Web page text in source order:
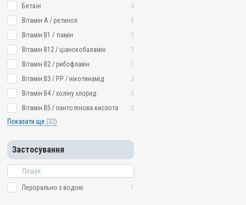
Бетаїн
4
Вітамін A / ретинол
8
Вітамін B1 / тіамін
3
Вітамін B12 / ціанокобаламін
3
Вітамін B2 / рибофлавін
3
Вітамін B3 / PP / нікотинамід
3
Вітамін B4 / холіну хлорид
3
Вітамін B5 / пантотенова кислота
3
Показати ще (32)
Застосування
Перорально з водою 1